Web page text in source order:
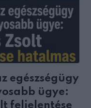
egészségügy
ügye:
feljelentése